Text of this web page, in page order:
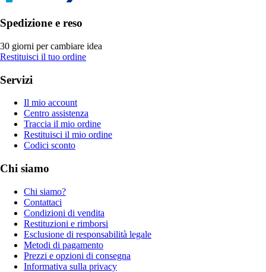
Spedizione e reso
30 giorni per cambiare idea
Restituisci il tuo ordine
Servizi
Il mio account
Centro assistenza
Traccia il mio ordine
Restituisci il mio ordine
Codici sconto
Chi siamo
Chi siamo?
Contattaci
Condizioni di vendita
Restituzioni e rimborsi
Esclusione di responsabilità legale
Metodi di pagamento
Prezzi e opzioni di consegna
Informativa sulla privacy